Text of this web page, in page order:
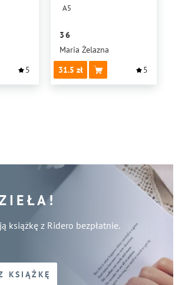
5
A5
36
Maria Żelazna
31.5
5
książkę z Ridero bezpłatnie.
KSIĄŻKĘ